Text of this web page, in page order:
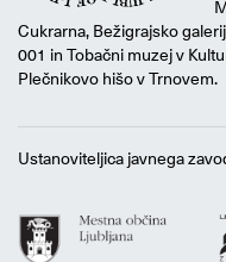
Cukrarna, Bežigrajsko
001 in Tobačni muzej v
Plečnikovo hišo v Trnovem.
Ustanoviteljica javnega